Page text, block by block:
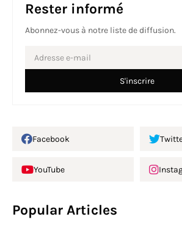
Rester informé
Abonnez-vous à notre liste de diffusion.
Facebook
YouTube
Popular Articles